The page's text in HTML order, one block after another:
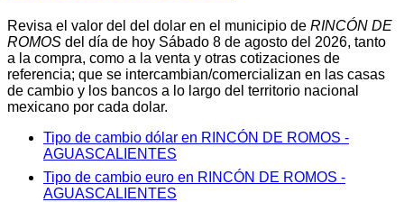
Revisa el valor del del dolar en el municipio de RINCÓN DE
ROMOS del día de hoy Sábado 8 de agosto del 2026, tanto
a la compra, como a la venta y otras cotizaciones de
referencia; que se intercambian/comercializan en las casas
de cambio y los bancos a lo largo del territorio nacional
mexicano por cada dolar.
Tipo de cambio dólar en RINCÓN DE ROMOS -
AGUASCALIENTES
Tipo de cambio euro en RINCÓN DE ROMOS -
AGUASCALIENTES